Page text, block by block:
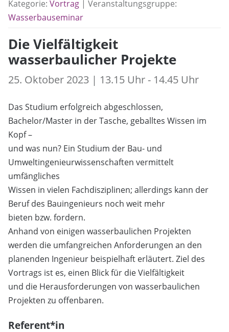
Kategorie: Vortrag | Veranstaltungsgruppe:
Wasserbauseminar
Die Vielfältigkeit
wasserbaulicher Projekte
25. Oktober 2023 | 13.15 Uhr - 14.45 Uhr
Das Studium erfolgreich abgeschlossen,
Bachelor/Master in der Tasche, geballtes Wissen im
Kopf –
und was nun? Ein Studium der Bau- und
Umweltingenieurwissenschaften vermittelt
umfängliches
Wissen in vielen Fachdisziplinen; allerdings kann der
Beruf des Bauingenieurs noch weit mehr
bieten bzw. fordern.
Anhand von einigen wasserbaulichen Projekten
werden die umfangreichen Anforderungen an den
planenden Ingenieur beispielhaft erläutert. Ziel des
Vortrags ist es, einen Blick für die Vielfältigkeit
und die Herausforderungen von wasserbaulichen
Projekten zu offenbaren.
Referent*in